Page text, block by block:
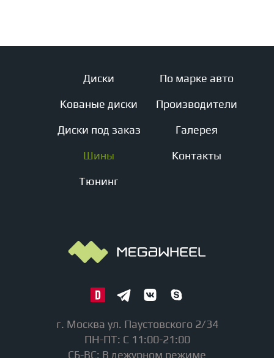
Диски
Кованые диски
Диски под заказ
Шины
Тюнинг
По марке авто
Производители
Галерея
Контакты
г. Москва ул. Паустовского 2/34
ПН-ПТ: С 11:00-21:00
СБ-ВС: В дежурном режиме